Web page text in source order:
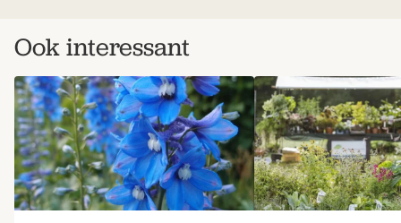
Ook interessant